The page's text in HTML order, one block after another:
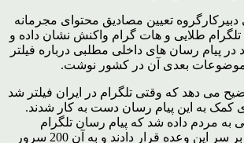
دبیرکارگروه تعیین مصادیق محتوای مجرمانه
طلایی و هات گرام واکنش نشان داده و
پیام‌ رسان‌ های داخلی مطلبی درباره فیلتر
موضوعات بعدی آن در کشور نوشت.
می دهد که وقتی تلگرام در ایران فیلتر شد
به این پیام رسان دست‌ به کار شدند.
به مردم داده شد که پیام رسان تلگرام
طلایی را مانند دامی بر سر این وعده قرار دادند و به آن 200 سرور